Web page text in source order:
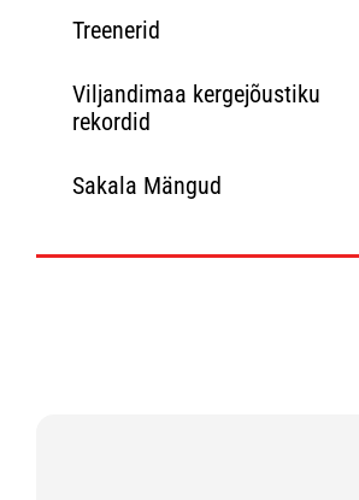
Treenerid
Viljandimaa kergejõustiku
rekordid
Sakala Mängud